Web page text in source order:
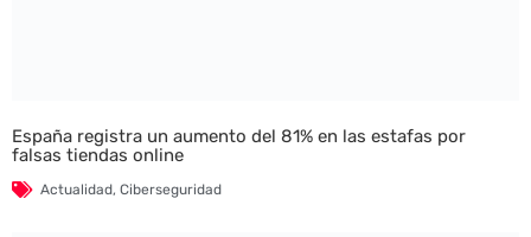
España registra un aumento del 81% en las estafas por
falsas tiendas online
Actualidad, Ciberseguridad